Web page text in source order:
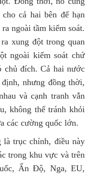
cả hai bên để hạn
ngoài tầm kiểm soát.
xung đột trong quan
ngoài kiểm soát chứ
chủ đích. Cả hai nước
nhưng đồng thời,
và cạnh tranh vẫn
không thể tránh khỏi
các cường quốc lớn.
trục chính, điều này
trong khu vực và trên
Ấn Độ, Nga, EU,